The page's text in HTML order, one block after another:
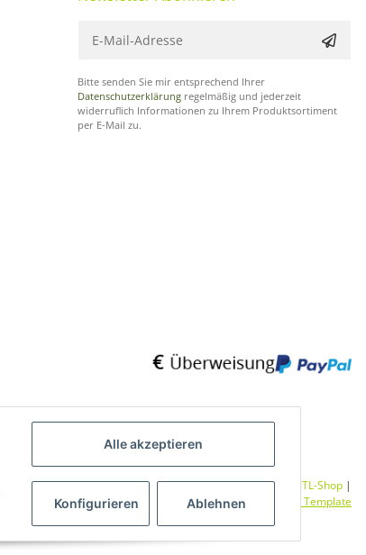
Bitte senden Sie mir entsprechend Ihrer
Datenschutzerklärung regelmäßig und jederzeit
widerruflich Informationen zu Ihrem Produktsortiment
per E-Mail zu.
UmsetzungVlarom E-Commerce Agentur| Powered by JTL-Shop |
CLEARIX JTL-Shop Template
Alle akzeptieren
Konfigurieren Ablehnen